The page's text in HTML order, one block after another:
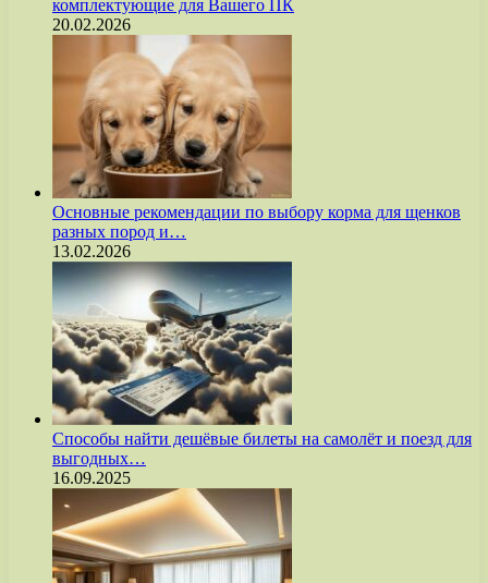
комплектующие для Вашего ПК
20.02.2026
Основные рекомендации по выбору корма для щенков
разных пород и…
13.02.2026
Способы найти дешёвые билеты на самолёт и поезд для
выгодных…
16.09.2025